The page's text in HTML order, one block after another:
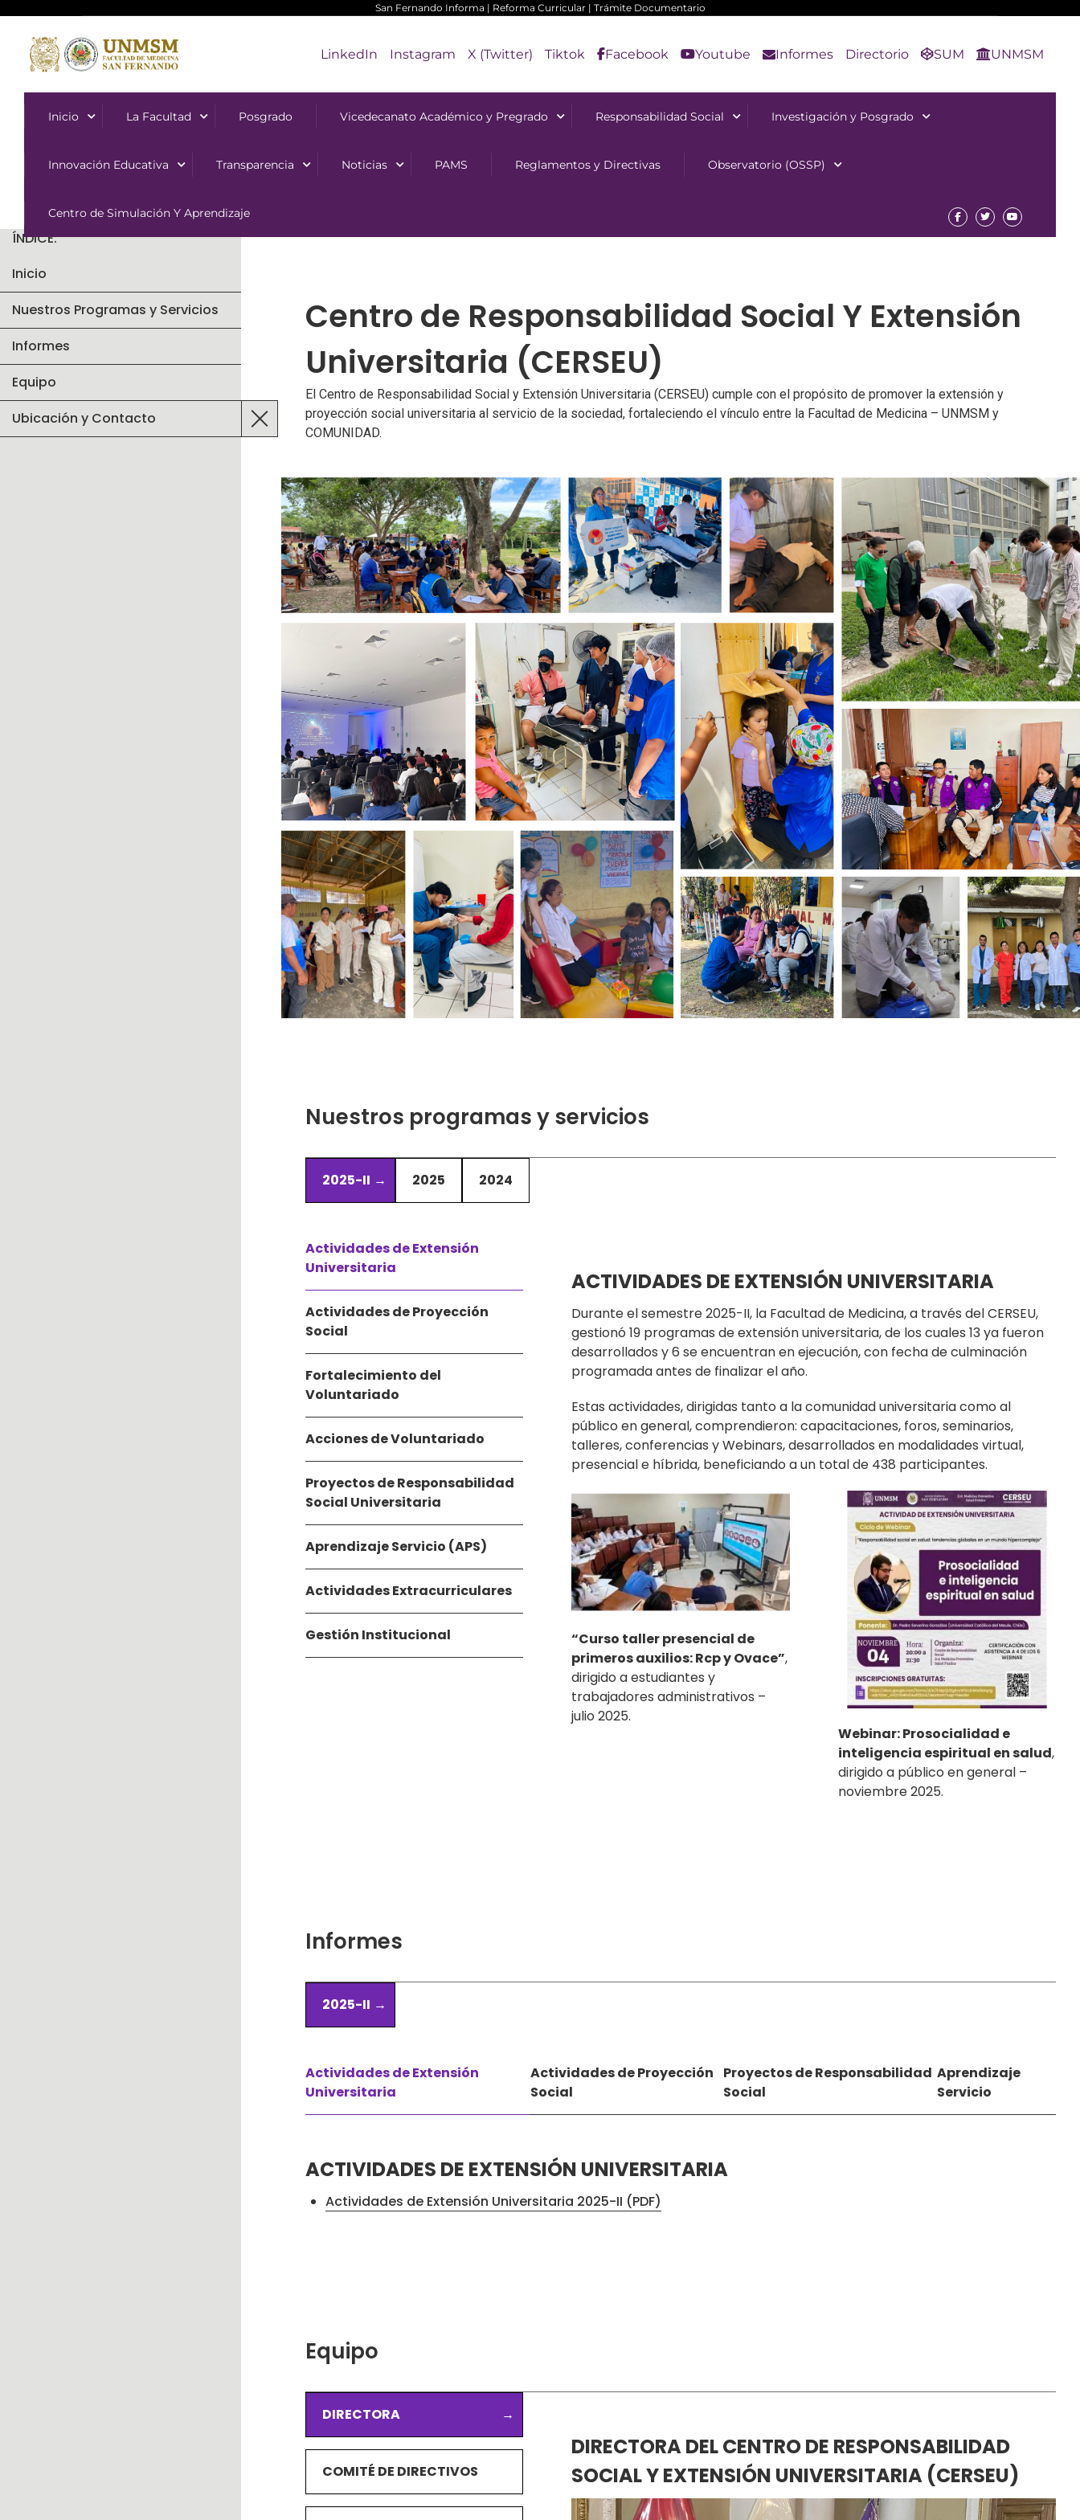
San Fernando Informa | Reforma Curricular| Trámite Documentario
LinkedIn Instagram X (Twitter) Tiktok Facebook Youtube Informes Directorio SUM UNMSM
Inicio La Facultad Posgrado Vicedecanato Académico y Pregrado Responsabilidad Social Investigación y Posgrado
Innovación Educativa Transparencia Noticias PAMS Reglamentos y Directivas Observatorio (OSSP)
Centro de Simulación Y Aprendizaje
Centro de Responsabilidad Social Y Extensión
Universitaria (CERSEU)
El Centro de Responsabilidad Social y Extensión Universitaria (CERSEU) cumple con el propósito de promover la extensión y
proyección social universitaria al servicio de la sociedad, fortaleciendo el vínculo entre la Facultad de Medicina – UNMSM y
COMUNIDAD.
ÍNDICE:
Inicio
Nuestros Programas y Servicios
Informes
Equipo
Ubicación y Contacto
Nuestros programas y servicios
2025-II 2025 2024
Actividades de Extensión
Universitaria
Actividades de Proyección
Social
Fortalecimiento del
Voluntariado
Acciones de Voluntariado
Proyectos de Responsabilidad
Social Universitaria
Aprendizaje Servicio (APS)
Actividades Extracurriculares
Gestión Institucional
ACTIVIDADES DE EXTENSIÓN UNIVERSITARIA
Durante el semestre 2025-II, la Facultad de Medicina, a través del CERSEU,
gestionó 19 programas de extensión universitaria, de los cuales 13 ya fueron
desarrollados y 6 se encuentran en ejecución, con fecha de culminación
programada antes de finalizar el año.
Estas actividades, dirigidas tanto a la comunidad universitaria como al
público en general, comprendieron: capacitaciones, foros, seminarios,
talleres, conferencias y Webinars, desarrollados en modalidades virtual,
presencial e híbrida, beneficiando a un total de 438 participantes.
“Curso taller presencial de
primeros auxilios: Rcp y Ovace”,
dirigido a estudiantes y
trabajadores administrativos –
julio 2025.
Webinar: Prosocialidad e
inteligencia espiritual en salud,
dirigido a público en general –
noviembre 2025.
Informes
2025-II
Actividades de Extensión
Universitaria
Actividades de Proyección
Social
Proyectos de Responsabilidad
Social
Aprendizaje
Servicio
ACTIVIDADES DE EXTENSIÓN UNIVERSITARIA
Actividades de Extensión Universitaria 2025-II (PDF)
Equipo
DIRECTORA
COMITÉ DE DIRECTIVOS
DIRECTORA DEL CENTRO DE RESPONSABILIDAD
SOCIAL Y EXTENSIÓN UNIVERSITARIA (CERSEU)